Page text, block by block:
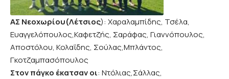
ΑΣ Νεοχωρίου(Λέτσιος): Χαραλαμπίδης, Τσέλα,
Ευαγγελόπουλος,Καφετζής, Σαράφας, Γιαννόπουλος,
Αποστόλου, Κολαΐδης, Σούλας,Μπλάντος,
Γκοτζαμπασόπουλος
Στον πάγκο έκατσαν οι: Ντόλιας,Σάλλας,